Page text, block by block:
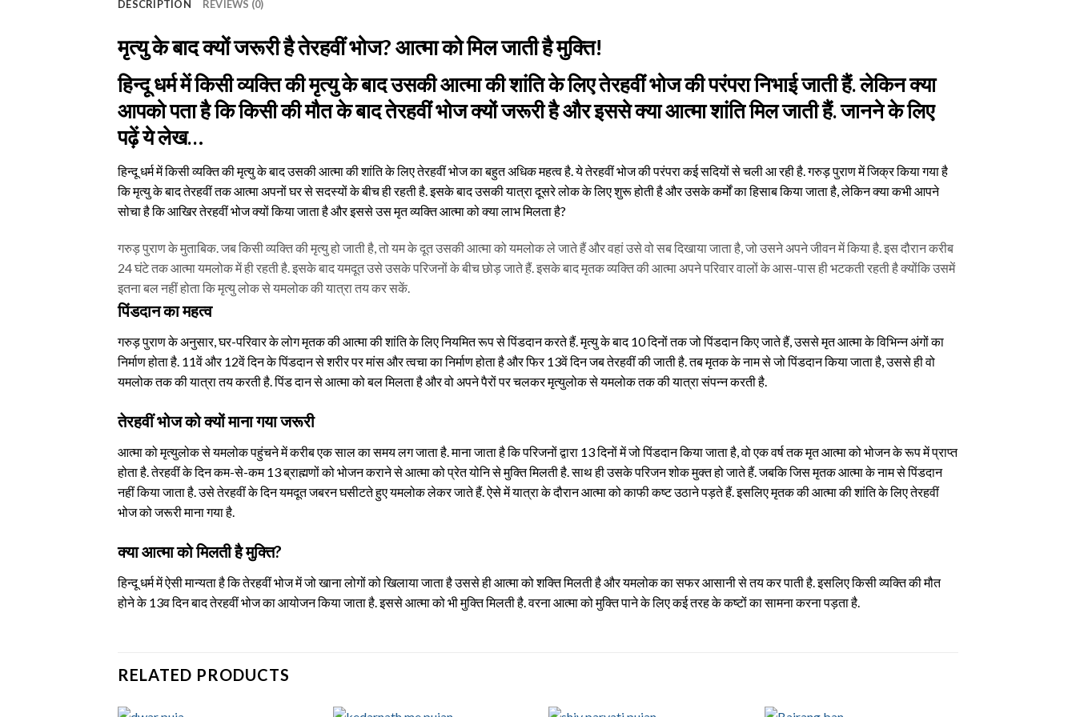
DESCRIPTION REVIEWS (0)
मृत्यु के बाद क्यों जरूरी है तेरहवीं भोज? आत्मा को मिल जाती है मुक्ति!
हिन्दू धर्म में किसी व्यक्ति की मृत्यु के बाद उसकी आत्मा की शांति के लिए तेरहवीं भोज की परंपरा निभाई जाती हैं. लेकिन क्या
आपको पता है कि किसी की मौत के बाद तेरहवीं भोज क्यों जरूरी है और इससे क्या आत्मा शांति मिल जाती हैं. जानने के लिए
पढ़ें ये लेख…
हिन्दू धर्म में किसी व्यक्ति की मृत्यु के बाद उसकी आत्मा की शांति के लिए तेरहवीं भोज का बहुत अधिक महत्व है. ये तेरहवीं भोज की परंपरा कई सदियों से चली आ रही है. गरुड़ पुराण में जिक्र किया गया है
कि मृत्यु के बाद तेरहवीं तक आत्मा अपनों घर से सदस्यों के बीच ही रहती है. इसके बाद उसकी यात्रा दूसरे लोक के लिए शुरू होती है और उसके कर्मों का हिसाब किया जाता है, लेकिन क्या कभी आपने
सोचा है कि आखिर तेरहवीं भोज क्यों किया जाता है और इससे उस मृत व्यक्ति आत्मा को क्या लाभ मिलता है?
गरुड़ पुराण के मुताबिक. जब किसी व्यक्ति की मृत्यु हो जाती है, तो यम के दूत उसकी आत्मा को यमलोक ले जाते हैं और वहां उसे वो सब दिखाया जाता है, जो उसने अपने जीवन में किया है. इस दौरान करीब
24 घंटे तक आत्मा यमलोक में ही रहती है. इसके बाद यमदूत उसे उसके परिजनों के बीच छोड़ जाते हैं. इसके बाद मृतक व्यक्ति की आत्मा अपने परिवार वालों के आस-पास ही भटकती रहती है क्योंकि उसमें
इतना बल नहीं होता कि मृत्यु लोक से यमलोक की यात्रा तय कर सकें.
पिंडदान का महत्व
गरुड़ पुराण के अनुसार, घर-परिवार के लोग मृतक की आत्मा की शांति के लिए नियमित रूप से पिंडदान करते हैं. मृत्यु के बाद 10 दिनों तक जो पिंडदान किए जाते हैं, उससे मृत आत्मा के विभिन्न अंगों का
निर्माण होता है. 11वें और 12वें दिन के पिंडदान से शरीर पर मांस और त्वचा का निर्माण होता है और फिर 13वें दिन जब तेरहवीं की जाती है. तब मृतक के नाम से जो पिंडदान किया जाता है, उससे ही वो
यमलोक तक की यात्रा तय करती है. पिंड दान से आत्मा को बल मिलता है और वो अपने पैरों पर चलकर मृत्युलोक से यमलोक तक की यात्रा संपन्न करती है.
तेरहवीं भोज को क्यों माना गया जरूरी
आत्मा को मृत्युलोक से यमलोक पहुंचने में करीब एक साल का समय लग जाता है. माना जाता है कि परिजनों द्वारा 13 दिनों में जो पिंडदान किया जाता है, वो एक वर्ष तक मृत आत्मा को भोजन के रूप में प्राप्त
होता है. तेरहवीं के दिन कम-से-कम 13 ब्राह्मणों को भोजन कराने से आत्मा को प्रेत योनि से मुक्ति मिलती है. साथ ही उसके परिजन शोक मुक्त हो जाते हैं. जबकि जिस मृतक आत्मा के नाम से पिंडदान
नहीं किया जाता है. उसे तेरहवीं के दिन यमदूत जबरन घसीटते हुए यमलोक लेकर जाते हैं. ऐसे में यात्रा के दौरान आत्मा को काफी कष्ट उठाने पड़ते हैं. इसलिए मृतक की आत्मा की शांति के लिए तेरहवीं
भोज को जरूरी माना गया है.
क्या आत्मा को मिलती है मुक्ति?
हिन्दू धर्म में ऐसी मान्यता है कि तेरहवीं भोज में जो खाना लोगों को खिलाया जाता है उससे ही आत्मा को शक्ति मिलती है और यमलोक का सफर आसानी से तय कर पाती है. इसलिए किसी व्यक्ति की मौत
होने के 13व दिन बाद तेरहवीं भोज का आयोजन किया जाता है. इससे आत्मा को भी मुक्ति मिलती है. वरना आत्मा को मुक्ति पाने के लिए कई तरह के कष्टों का सामना करना पड़ता है.
RELATED PRODUCTS